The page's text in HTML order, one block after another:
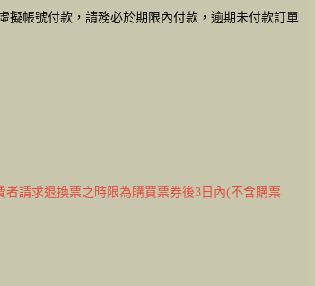
擬帳號付款，請務必於期限內付款，逾期未付款訂單
者請求退換票之時限為購買票券後3日內(不含購票